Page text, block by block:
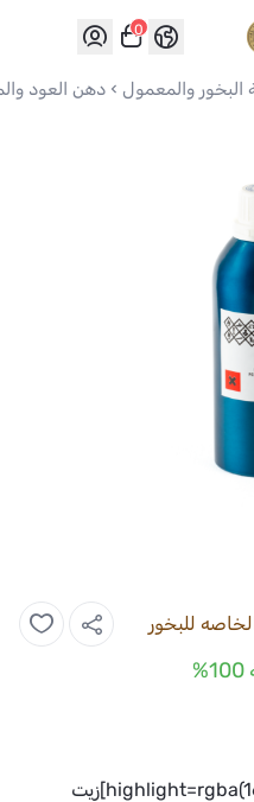
0
البخور والمعمول دهن العود
للبخور
[highlight=rgba(16, 110, 190, 0.18)]زيت